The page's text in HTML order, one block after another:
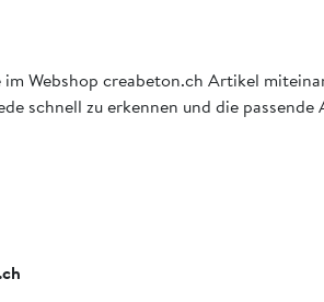
Webshop creabeton.ch Artikel
schnell zu erkennen und die passende